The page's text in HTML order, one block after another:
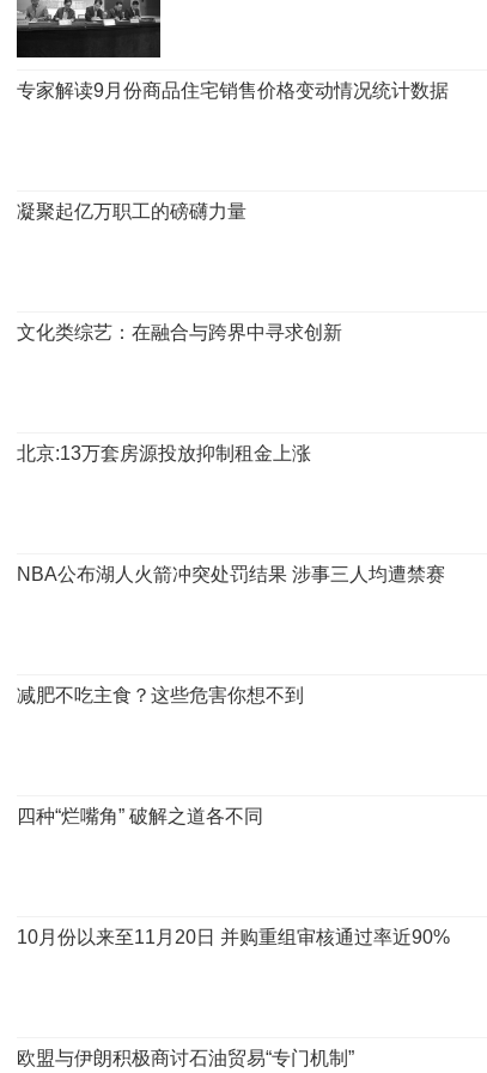
专家解读9月份商品住宅销售价格变动情况统计数据
凝聚起亿万职工的磅礴力量
文化类综艺：在融合与跨界中寻求创新
北京:13万套房源投放抑制租金上涨
NBA公布湖人火箭冲突处罚结果 涉事三人均遭禁赛
减肥不吃主食？这些危害你想不到
四种“烂嘴角” 破解之道各不同
10月份以来至11月20日 并购重组审核通过率近90%
欧盟与伊朗积极商讨石油贸易“专门机制”